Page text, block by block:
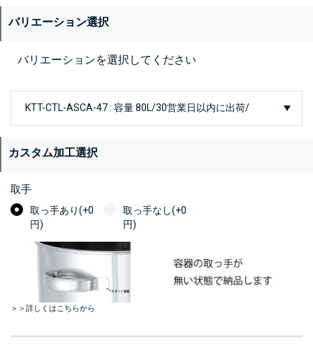
バリエーション選択
バリエーションを選択してください
カスタム加工選択
取手
取っ手あり(+0
円)
取っ手なし(+0
円)
＞＞詳しくはこちらから